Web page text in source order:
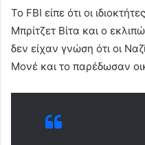
Το FBI είπε ότι οι
Μπρίτζετ Βίτα και ο
δεν είχαν γνώση ότι οι
Μονέ και το παρέδωσαν